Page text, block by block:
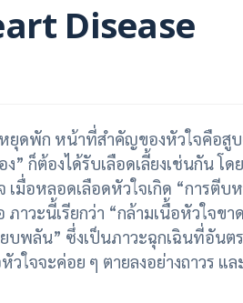
Disease
ดพัก หน้าที่สำคัญของหัวใจคือสูบ
” ก็ต้องได้รับเลือดเลี้ยงเช่นกัน โ
เมื่อหลอดเลือดหัวใจเกิด “การ
ภาวะนี้เรียกว่า “กล้ามเนื้อหัวใจ
พลัน” ซึ่งเป็นภาวะฉุกเฉินที่อันต
ใจจะค่อย ๆ ตายลงอย่างถาวร